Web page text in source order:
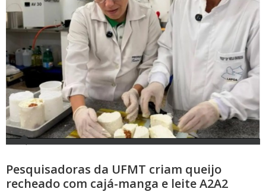
Pesquisadoras da UFMT criam queijo
recheado com cajá-manga e leite A2A2